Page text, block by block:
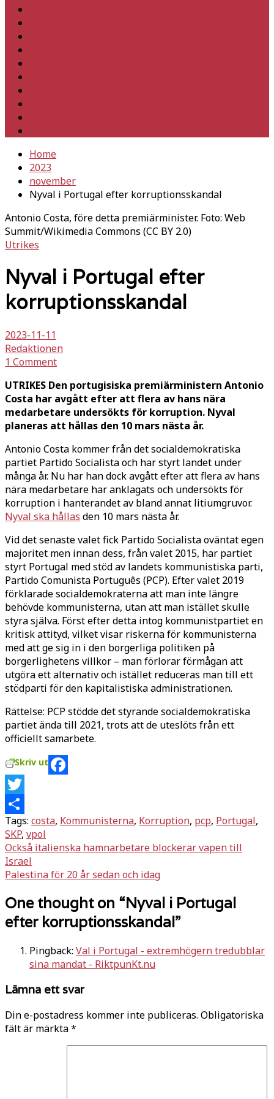
Home
2023
november
Nyval i Portugal efter korruptionsskandal
Antonio Costa, före detta premiärminister. Foto: Web
Summit/Wikimedia Commons (CC BY 2.0)
Utrikes
Nyval i Portugal efter
korruptionsskandal
2023-11-11
Redaktionen
1 Comment
UTRIKES Den portugisiska premiärministern Antonio
Costa har avgått efter att flera av hans nära
medarbetare undersökts för korruption. Nyval
planeras att hållas den 10 mars nästa år.
Antonio Costa kommer från det socialdemokratiska
partiet Partido Socialista och har styrt landet under
många år. Nu har han dock avgått efter att flera av hans
nära medarbetare har anklagats och undersökts för
korruption i hanterandet av bland annat litiumgruvor.
Nyval ska hållas den 10 mars nästa år.
Vid det senaste valet fick Partido Socialista oväntat egen
majoritet men innan dess, från valet 2015, har partiet
styrt Portugal med stöd av landets kommunistiska parti,
Partido Comunista Português (PCP). Efter valet 2019
förklarade socialdemokraterna att man inte längre
behövde kommunisterna, utan att man istället skulle
styra själva. Först efter detta intog kommunistpartiet en
kritisk attityd, vilket visar riskerna för kommunisterna
med att ge sig in i den borgerliga politiken på
borgerlighetens villkor – man förlorar förmågan att
utgöra ett alternativ och istället reduceras man till ett
stödparti för den kapitalistiska administrationen.
Rättelse: PCP stödde det styrande socialdemokratiska
partiet ända till 2021, trots att de uteslöts från ett
officiellt samarbete.
Skriv ut
Facebook
Twitter
Dela
Tags: costa, Kommunisterna, Korruption, pcp, Portugal,
SKP, vpol
Inläggsnavigering
Också italienska hamnarbetare blockerar vapen till
Israel
Palestina för 20 år sedan och idag
One thought on “Nyval i Portugal
efter korruptionsskandal”
Pingback: Val i Portugal - extremhögern tredubblar
sina mandat - RiktpunKt.nu
Lämna ett svar
Din e-postadress kommer inte publiceras. Obligatoriska
fält är märkta*